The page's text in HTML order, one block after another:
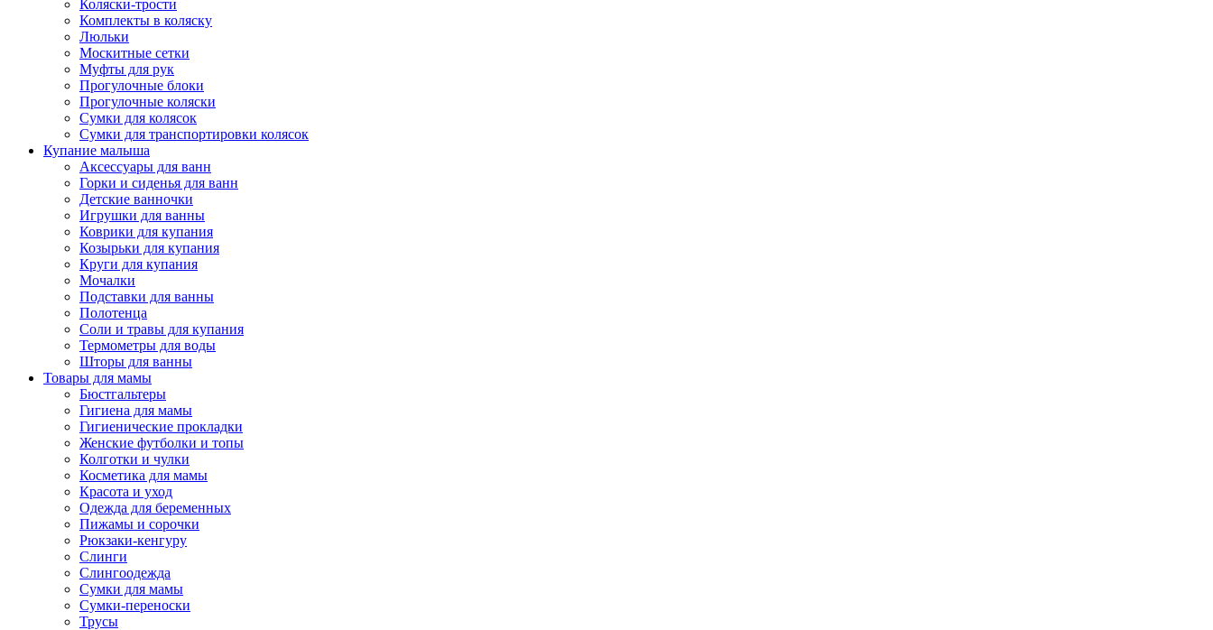
Коляски-трости
Комплекты в коляску
Люльки
Москитные сетки
Муфты для рук
Прогулочные блоки
Прогулочные коляски
Сумки для колясок
Сумки для транспортировки колясок
Купание малыша
Аксессуары для ванн
Горки и сиденья для ванн
Детские ванночки
Игрушки для ванны
Коврики для купания
Козырьки для купания
Круги для купания
Мочалки
Подставки для ванны
Полотенца
Соли и травы для купания
Термометры для воды
Шторы для ванны
Товары для мамы
Бюстгальтеры
Гигиена для мамы
Гигиенические прокладки
Женские футболки и топы
Колготки и чулки
Косметика для мамы
Красота и уход
Одежда для беременных
Пижамы и сорочки
Рюкзаки-кенгуру
Слинги
Слингоодежда
Сумки для мамы
Сумки-переноски
Трусы